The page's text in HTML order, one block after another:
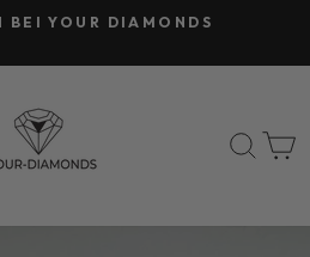
BEI YOUR DIAMONDS